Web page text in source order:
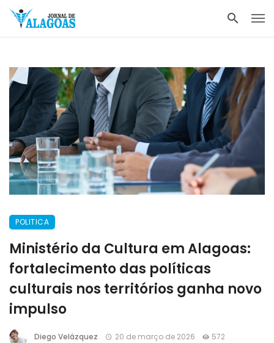
POLITICA
Ministério da Cultura em Alagoas:
fortalecimento das políticas
culturais nos territórios ganha novo
impulso
Diego Velázquez 20 de março de 2026
572